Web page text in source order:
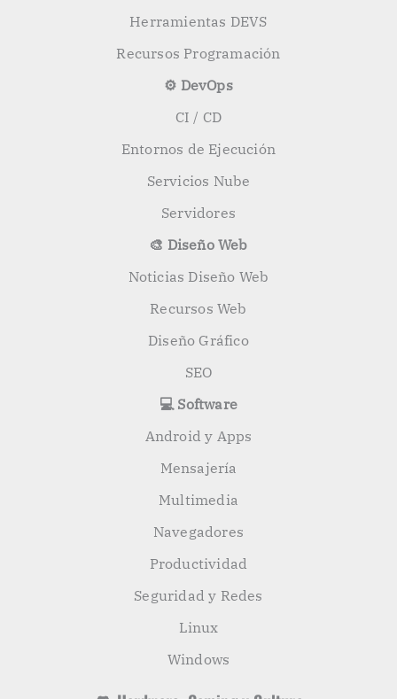
Herramientas DEVS
Recursos Programación
⚙️ DevOps
CI / CD
Entornos de Ejecución
Servicios Nube
Servidores
🎨 Diseño Web
Noticias Diseño Web
Recursos Web
Diseño Gráfico
SEO
💻 Software
Android y Apps
Mensajería
Multimedia
Navegadores
Productividad
Seguridad y Redes
Linux
Windows